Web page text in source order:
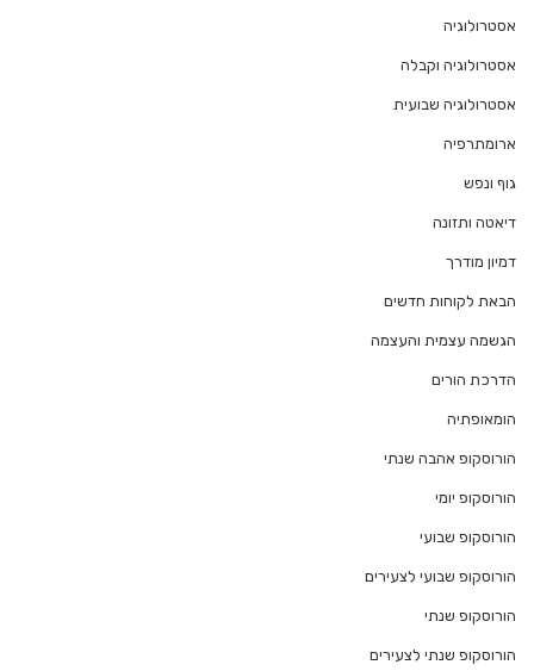
אסטרולוגיה
אסטרולוגיה וקבלה
אסטרולוגיה שבועית
ארומתרפיה
גוף ונפש
דיאטה ותזונה
דמיון מודרך
הבאת לקוחות חדשים
הגשמה עצמית והעצמה
הדרכת הורים
הומאופתיה
הורוסקופ אהבה שנתי
הורוסקופ יומי
הורוסקופ שבועי
הורוסקופ שבועי לצעירים
הורוסקופ שנתי
הורוסקופ שנתי לצעירים